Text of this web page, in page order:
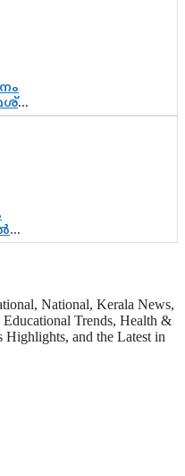
National, Kerala News,
Trends, Health &
Highlights, and the Latest in